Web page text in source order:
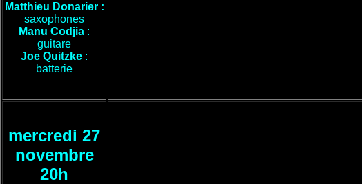
Matthieu Donarier :
saxophones
Manu Codjia :
guitare
Joe Quitzke :
batterie
mercredi 27
novembre
20h